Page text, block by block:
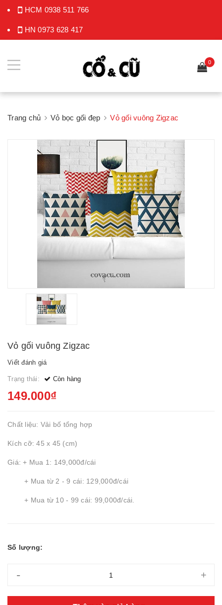
HCM 0938 511 766
HN0973 628 417
0
Trang chủ Vỏ bọc gối đẹp Vỏ gối vuông Zigzac
Vỏ gối vuông Zigzac
Viết đánh giá
Trạng thái: Còn hàng
149.000₫
Chất liệu: Vải bố tổng hợp
Kích cỡ: 45 x 45 (cm)
Giá: + Mua 1: 149,000đ/cái
+ Mua từ 2 - 9 cái: 129,000đ/cái
+ Mua từ 10 - 99 cái: 99,000đ/cái.
Số lượng:
- +